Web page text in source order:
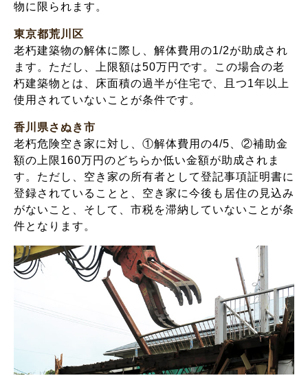
物に限られます。
東京都荒川区
老朽建築物の解体に際し、解体費用の1/2が助成され
ます。ただし、上限額は50万円です。この場合の老
朽建築物とは、床面積の過半が住宅で、且つ1年以上
使用されていないことが条件です。
香川県さぬき市
老朽危険空き家に対し、①解体費用の4/5、②補助金
額の上限160万円のどちらか低い金額が助成されま
す。ただし、空き家の所有者として登記事項証明書に
登録されていることと、空き家に今後も居住の見込み
がないこと、そして、市税を滞納していないことが条
件となります。